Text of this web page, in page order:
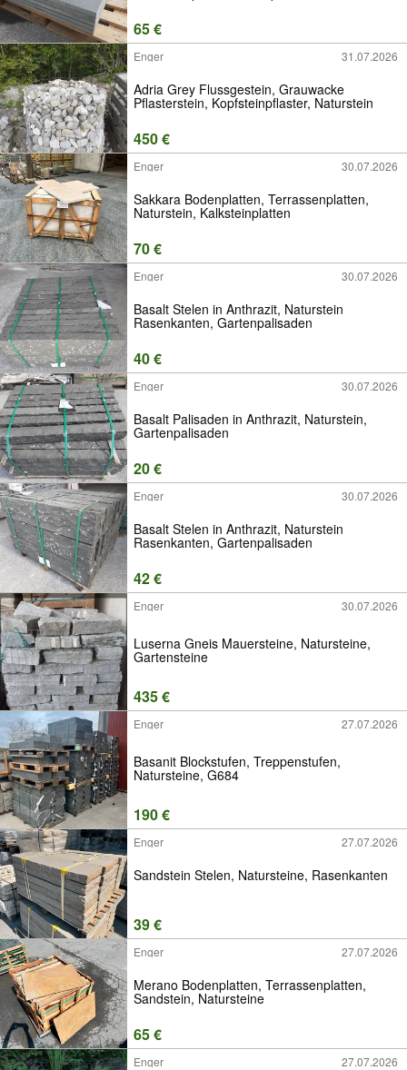
65 €
Enger 31.07.2026
Adria Grey Flussgestein, Grauwacke
Pflasterstein, Kopfsteinpflaster, Naturstein
450 €
Enger 30.07.2026
Sakkara Bodenplatten, Terrassenplatten,
Naturstein, Kalksteinplatten
70 €
Enger 30.07.2026
Basalt Stelen in Anthrazit, Naturstein
Rasenkanten, Gartenpalisaden
40 €
Enger 30.07.2026
Basalt Palisaden in Anthrazit, Naturstein,
Gartenpalisaden
20 €
Enger 30.07.2026
Basalt Stelen in Anthrazit, Naturstein
Rasenkanten, Gartenpalisaden
42 €
Enger 30.07.2026
Luserna Gneis Mauersteine, Natursteine,
Gartensteine
435 €
Enger 27.07.2026
Basanit Blockstufen, Treppenstufen,
Natursteine, G684
190 €
Enger 27.07.2026
Sandstein Stelen, Natursteine, Rasenkanten
39 €
Enger 27.07.2026
Merano Bodenplatten, Terrassenplatten,
Sandstein, Natursteine
65 €
Enger 27.07.2026